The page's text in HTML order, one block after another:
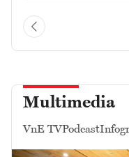
Multimedia
VnE TVPodcast